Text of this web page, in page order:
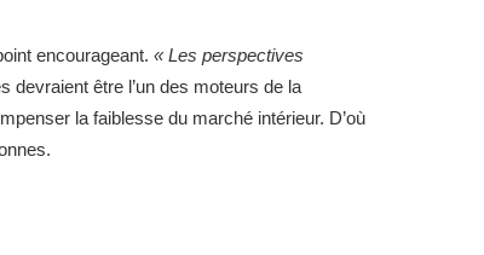
encourageant. « Les perspectives
devraient être l’un des moteurs de la
la faiblesse du marché intérieur. D’où